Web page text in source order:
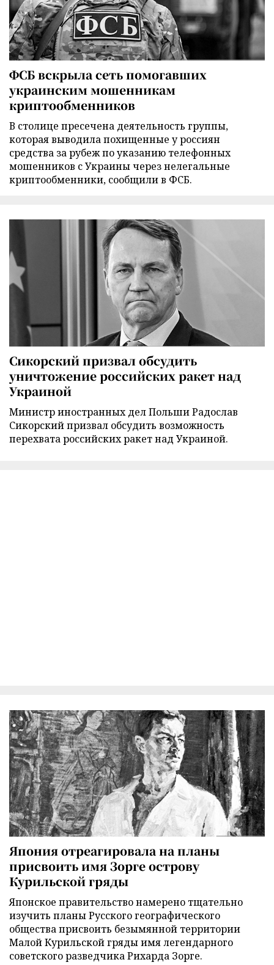
ФСБ вскрыла сеть помогавших
украинским мошенникам
криптообменников
В столице пресечена деятельность группы,
которая выводила похищенные у россиян
средства за рубеж по указанию телефонных
мошенников с Украины через нелегальные
криптообменники, сообщили в ФСБ.
Сикорский призвал обсудить
уничтожение российских ракет над
Украиной
Министр иностранных дел Польши Радослав
Сикорский призвал обсудить возможность
перехвата российских ракет над Украиной.
Япония отреагировала на планы
присвоить имя Зорге острову
Курильской гряды
Японское правительство намерено тщательно
изучить планы Русского географического
общества присвоить безымянной территории
Малой Курильской гряды имя легендарного
советского разведчика Рихарда Зорге.